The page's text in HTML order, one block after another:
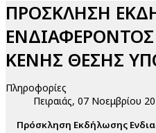
ΠΡΟΣΚΛΗΣΗ
ΚΕΝΗΣ ΘΕΣΗΣ
Πληροφορίες
Πειραιάς, 07 Νοεμβρίου
Πρόσκληση Εκδήλωσης